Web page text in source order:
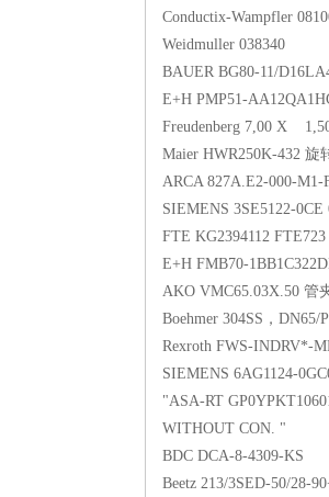
Conductix-Wampfler
Weidmuller 038340
BAUER BG80-11/
E+H PMP51-
Freudenberg 7,00 X
Maier HWR250K-432 旋
ARCA 827A.E2-000-
SIEMENS 3SE5122-
FTE KG2394112 FTE723
E+H FMB70-
AKO VMC65.03X.50 管
Boehmer 304SS，
Rexroth FWS-INDRV*-
SIEMENS 6AG1124-
"ASA-RT
WITHOUT CON. "
BDC DCA-8-4309-KS
Beetz 213/3SED-50/28-